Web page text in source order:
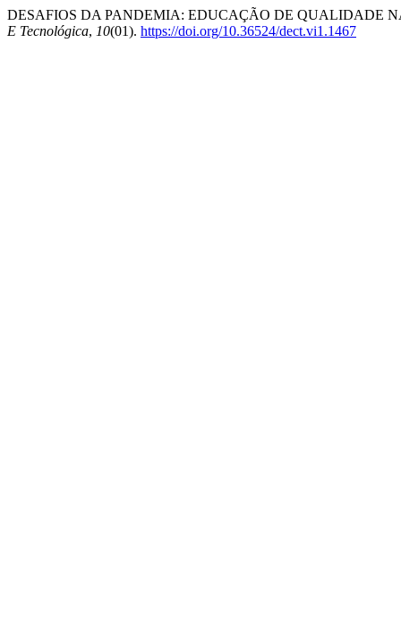
DESAFIOS DA PANDEMIA: EDUCAÇÃO DE QUALIDADE
E Tecnológica, 10(01). https://doi.org/10.36524/dect.vi1.1467